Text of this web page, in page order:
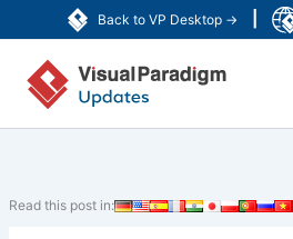
Back to VP Desktop →
ke
konten
Read this post in: